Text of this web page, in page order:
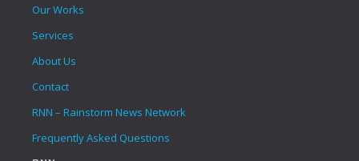
Our Works
Services
About Us
Contact
RNN – Rainstorm News Network
Frequently Asked Questions